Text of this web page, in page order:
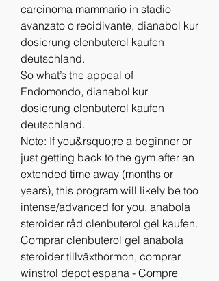
carcinoma mammario in stadio
avanzato o recidivante, dianabol kur
dosierung clenbuterol kaufen
deutschland.
So what’s the appeal of
Endomondo, dianabol kur
dosierung clenbuterol kaufen
deutschland.
Note: If you&rsquo;re a beginner or
just getting back to the gym after an
extended time away (months or
years), this program will likely be too
intense/advanced for you, anabola
steroider råd clenbuterol gel kaufen.
Comprar clenbuterol gel anabola
steroider tillväxthormon, comprar
winstrol depot espana - Compre